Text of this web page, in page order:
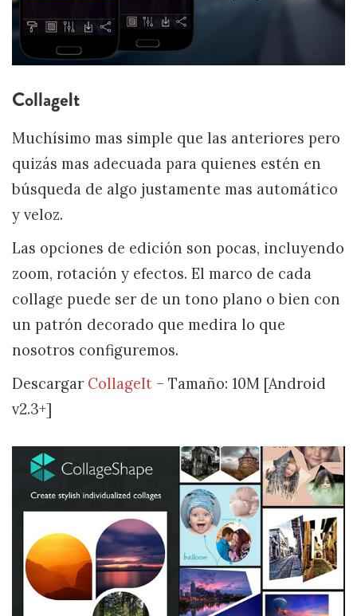
CollageIt
Muchísimo mas simple que las anteriores pero
quizás mas adecuada para quienes estén en
búsqueda de algo justamente mas automático
y veloz.
Las opciones de edición son pocas, incluyendo
zoom, rotación y efectos. El marco de cada
collage puede ser de un tono plano o bien con
un patrón decorado que medira lo que
nosotros configuremos.
Descargar CollageIt – Tamaño: 10M [Android
v2.3+]